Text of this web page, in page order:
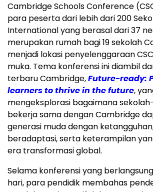
Cambridge Schools Conference
para peserta dari lebih dari 200
International yang berasal dari 37
merupakan rumah bagi 19 sekolah
menjadi lokasi penyelenggaraan
muka. Tema konferensi ini diambil
terbaruCambridge,Future-ready:
learners to thrive in the future,
mengeksplorasi bagaimana
bekerja sama denganCambridge
generasi muda dengan
beradaptasi, serta keterampilan
era transformasi global.
Selama konferensi yang
hari, para pendidik membahas